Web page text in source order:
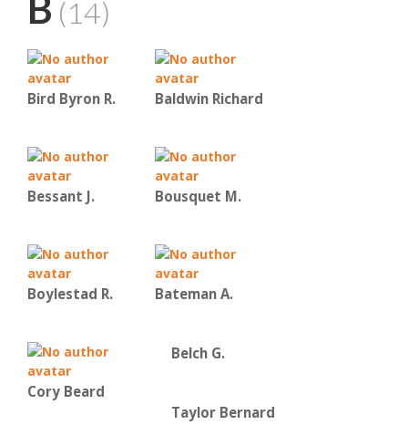
(14)
Bird Byron R. Baldwin Richard
Bessant J. Bousquet M.
Boylestad R. Bateman Α.
Cory Beard
Belch G.
Taylor Bernard